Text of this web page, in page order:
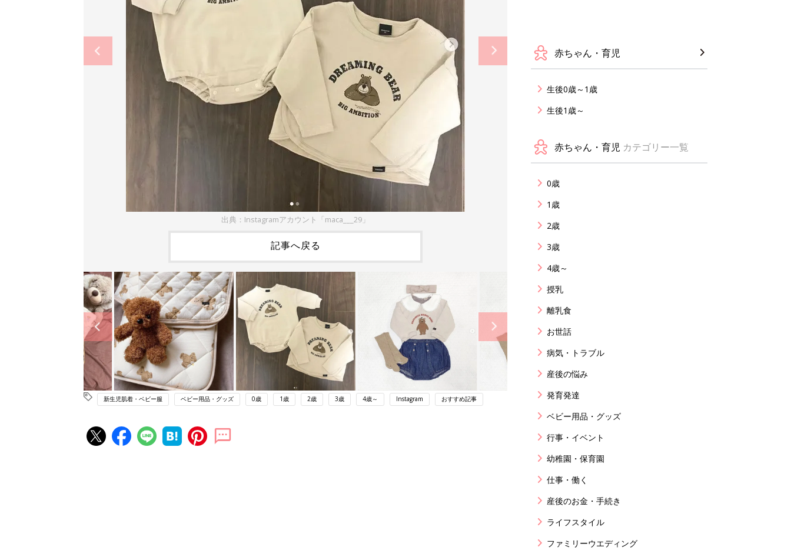
出典：Instagramアカウント「maca___29」
記事へ戻る
新生児肌着・ベビー服 ベビー用品・グッズ 0歳 1歳 2歳 3歳 4歳～ Instagram おすすめ記事
赤ちゃん・育児
生後0歳～1歳
生後1歳～
赤ちゃん・育児 カテゴリー一覧
0歳
1歳
2歳
3歳
4歳～
授乳
離乳食
お世話
病気・トラブル
産後の悩み
発育発達
ベビー用品・グッズ
行事・イベント
幼稚園・保育園
仕事・働く
産後のお金・手続き
ライフスタイル
ファミリーウエディング